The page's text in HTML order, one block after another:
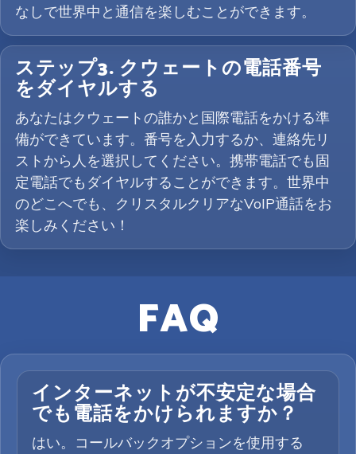
なしで世界中と通信を楽しむことができます。
ステップ3. クウェートの電話番号
をダイヤルする
あなたはクウェートの誰かと国際電話をかける準
備ができています。番号を入力するか、連絡先リ
ストから人を選択してください。携帯電話でも固
定電話でもダイヤルすることができます。世界中
のどこへでも、クリスタルクリアなVoIP通話をお
楽しみください！
FAQ
インターネットが不安定な場合
でも電話をかけられますか？
はい。コールバックオプションを使用する